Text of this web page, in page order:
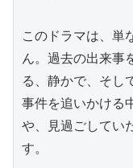
このドラマは、単
ん。過去の出来事
る、静かで、そし
事件を追いかける
や、見過ごしてい
す。